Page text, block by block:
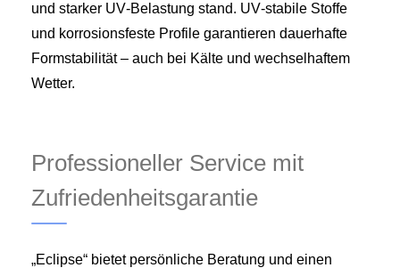
und starker UV‑Belastung stand. UV‑stabile Stoffe
und korrosionsfeste Profile garantieren dauerhafte
Formstabilität – auch bei Kälte und wechselhaftem
Wetter.
Professioneller Service mit
Zufriedenheitsgarantie
„Eclipse“ bietet persönliche Beratung und einen